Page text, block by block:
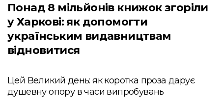
Понад 8 мільйонів книжок згоріли
у Харкові: як допомогти
українським видавництвам
відновитися
Цей Великий день: як коротка проза дарує
душевну опору в часи випробувань